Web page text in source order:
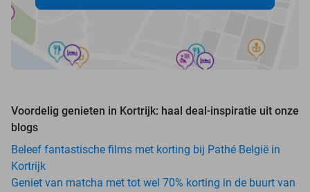
Voordelig genieten in Kortrijk: haal deal-inspiratie uit onze
blogs
Beleef fantastische films met korting bij Pathé België in
Kortrijk
Geniet van matcha met tot wel 70% korting in de buurt van